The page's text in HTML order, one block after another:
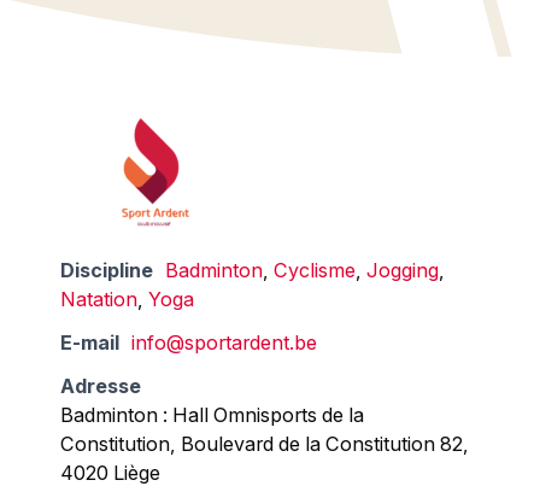
Discipline Badminton, Cyclisme, Jogging,
Natation, Yoga
E-mail info@sportardent.be
Adresse
Badminton : Hall Omnisports de la
Constitution, Boulevard de la Constitution 82,
4020 Liège